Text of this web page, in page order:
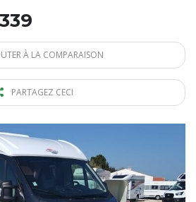
À LA COMPARAISON
PARTAGEZ CECI